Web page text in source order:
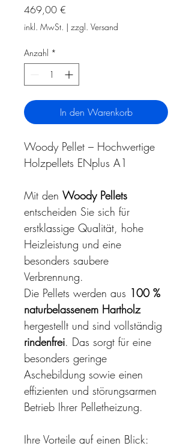
469,00 €
inkl. MwSt. | zzgl. Versand
Anzahl *
In den Warenkorb
Woody Pellet – Hochwertige
Holzpellets ENplus A1
Mit den Woody Pellets
entscheiden Sie sich für
erstklassige Qualität, hohe
Heizleistung und eine
besonders saubere
Verbrennung.
Die Pellets werden aus 100 %
naturbelassenem Hartholz
hergestellt und sind vollständig
rindenfrei. Das sorgt für eine
besonders geringe
Aschebildung sowie einen
effizienten und störungsarmen
Betrieb Ihrer Pelletheizung.
Ihre Vorteile auf einen Blick: